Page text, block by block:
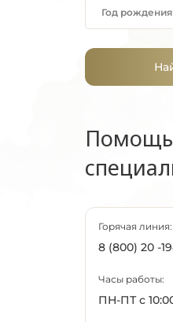
Марий
Москва
область
область
Помощь
Горячая линия:
8 (800) 20 -
Часы работы:
ПН-ПТ с